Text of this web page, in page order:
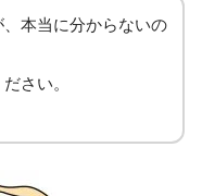
本当に分からないの
さい。